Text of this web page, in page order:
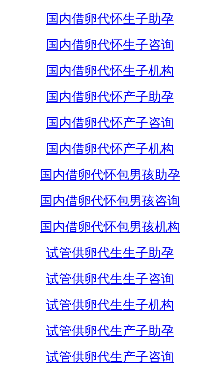
国内借卵代怀生子助孕
国内借卵代怀生子咨询
国内借卵代怀生子机构
国内借卵代怀产子助孕
国内借卵代怀产子咨询
国内借卵代怀产子机构
国内借卵代怀包男孩助孕
国内借卵代怀包男孩咨询
国内借卵代怀包男孩机构
试管供卵代生生子助孕
试管供卵代生生子咨询
试管供卵代生生子机构
试管供卵代生产子助孕
试管供卵代生产子咨询